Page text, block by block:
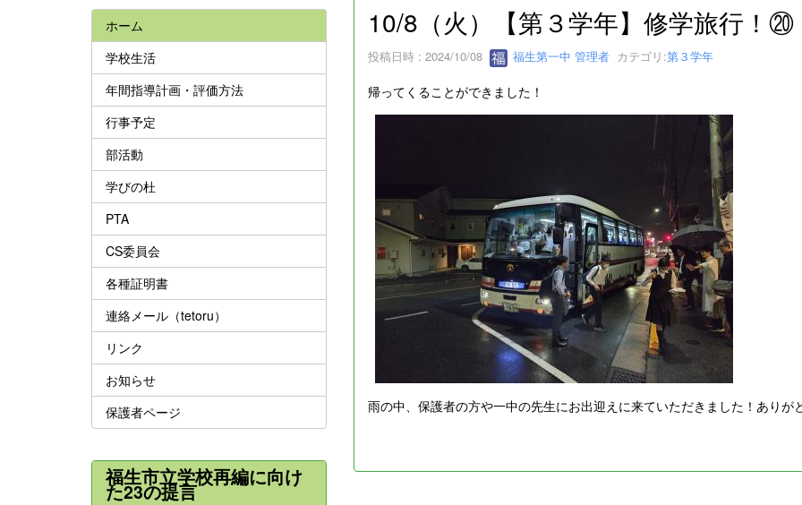
10/8（火）【第３学年】修学旅行！⑳
投稿日時 : 2024/10/08 福生第一中 管理者カテゴリ:第３学年
帰ってくることができました！
雨の中、保護者の方や一中の先生にお出迎えに来ていただきました！ありが
ホーム
学校生活
年間指導計画・評価方法
行事予定
部活動
学びの杜
PTA
CS委員会
各種証明書
連絡メール（tetoru）
リンク
お知らせ
保護者ページ
福生市立学校再編に向け
た23の提言